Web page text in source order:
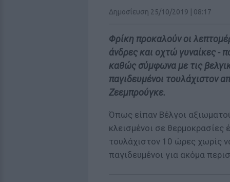
Δημοσίευση 25/10/2019 | 08:17
Φρίκη προκαλούν οι
άνδρες και οχτώ γυναίκες -
καθώς σύμφωνα με τις
παγιδευμένοι τουλάχιστον
Ζεεμπρούγκε.
Όπως είπαν Βέλγοι
κλεισμένοι σε
τουλάχιστον 10 ώρες χωρίς
παγιδευμένοι για ακόμα